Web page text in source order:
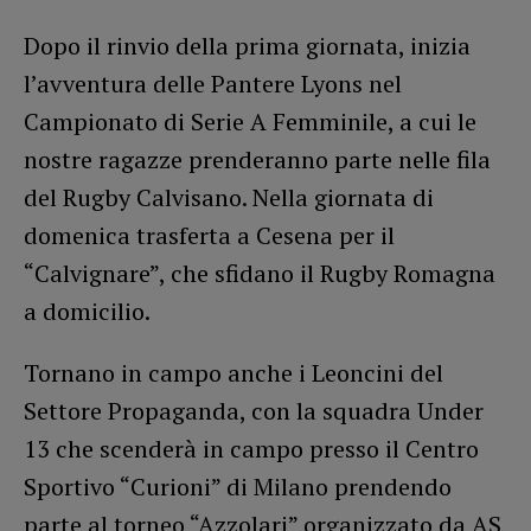
Dopo il rinvio della prima giornata, inizia
l’avventura delle Pantere Lyons nel
Campionato di Serie A Femminile, a cui le
nostre ragazze prenderanno parte nelle fila
del Rugby Calvisano. Nella giornata di
domenica trasferta a Cesena per il
“Calvignare”, che sfidano il Rugby Romagna
a domicilio.
Tornano in campo anche i Leoncini del
Settore Propaganda, con la squadra Under
13 che scenderà in campo presso il Centro
Sportivo “Curioni” di Milano prendendo
parte al torneo “Azzolari” organizzato da AS